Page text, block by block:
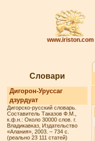
www.iriston.com
Словари
Дигорон-Уруссаг
дзурдуат
Дигорско-русский словарь.
Составитель Таказов Ф.М.,
к.ф.н.: Около 30000 слов. г.
Владикавказ, Издательство
«Алания», 2003. – 734 с.
(реально 23 111 статей)